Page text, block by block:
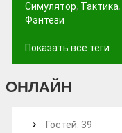
Симулятор, Тактика,
Фэнтези
Показать все теги
ОНЛАЙН
Гостей: 39